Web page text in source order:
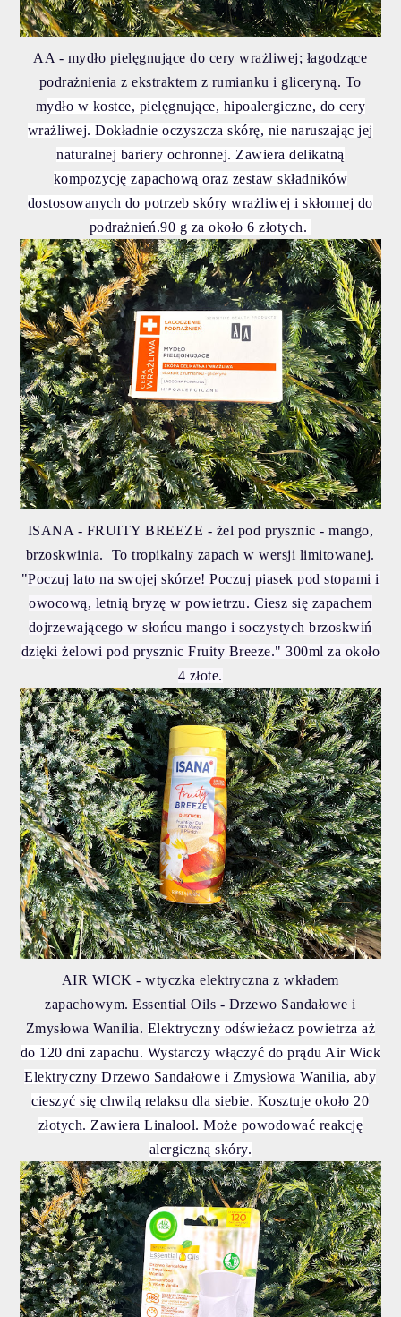
AA - mydło pielęgnujące do cery wrażliwej; łagodzące
podrażnienia z ekstraktem z rumianku i gliceryną. To
mydło w kostce, pielęgnujące, hipoalergiczne, do cery
wrażliwej.Dokładnie oczyszcza skórę, nie naruszając jej
naturalnej bariery ochronnej. Zawiera delikatną
kompozycję zapachową oraz zestaw składników
dostosowanych do potrzeb skóry wrażliwej i skłonnej do
podrażnień.90 g za około 6 złotych.
ISANA - FRUITY BREEZE - żel pod prysznic - mango,
brzoskwinia. To tropikalny zapach w wersji limitowanej.
"Poczuj lato na swojej skórze! Poczuj piasek pod stopami i
owocową, letnią bryzę w powietrzu. Ciesz się zapachem
dojrzewającego w słońcu mango i soczystych brzoskwiń
dzięki żelowi pod prysznic Fruity Breeze." 300ml za około
4 złote.
AIR WICK - wtyczka elektryczna z wkładem
zapachowym. Essential Oils - Drzewo Sandałowe i
Zmysłowa Wanilia. Elektryczny odświeżacz powietrza aż
do 120 dni zapachu. Wystarczy włączyć do prądu Air Wick
Elektryczny Drzewo Sandałowe i Zmysłowa Wanilia, aby
cieszyć się chwilą relaksu dla siebie. Kosztuje około 20
złotych. Zawiera Linalool. Może powodować reakcję
alergiczną skóry.